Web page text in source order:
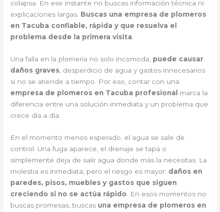
colapsa. En ese instante no buscas información técnica ni
explicaciones largas. Buscas una empresa de plomeros
en Tacuba confiable, rápida y que resuelva el
problema desde la primera visita.
Una falla en la plomería no solo incomoda, puede causar
daños graves , desperdicio de agua y gastos innecesarios
si no se atiende a tiempo. Por eso, contar con una
empresa de plomeros en Tacuba profesional
marca la
diferencia entre una solución inmediata y un problema que
crece día a día.
En el momento menos esperado, el agua se sale de
control. Una fuga aparece, el drenaje se tapa o
simplemente deja de salir agua donde más la necesitas. La
molestia es inmediata, pero el riesgo es mayor: daños en
paredes, pisos, muebles y gastos que siguen
creciendo si no se actúa rápido . En esos momentos no
buscas promesas, buscas una empresa de plomeros en